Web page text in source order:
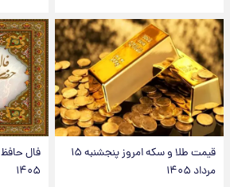
قیمت طلا و سکه امروز پنجشنبه ۱۵
مرداد ۱۴۰۵
۱۴۰۵